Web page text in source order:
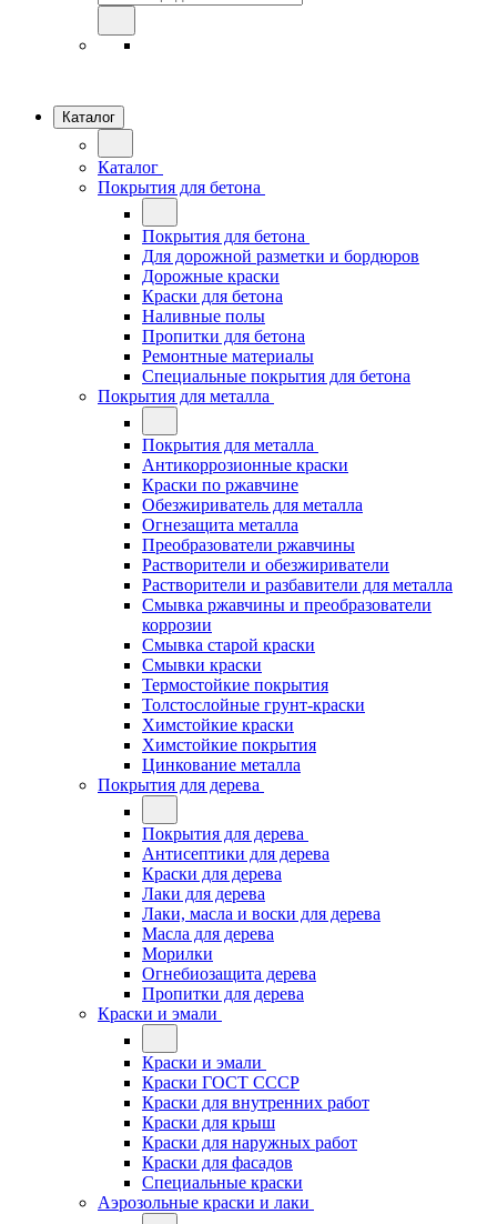
Каталог
Каталог
Покрытия для бетона
Покрытия для бетона
Для дорожной разметки и бордюров
Дорожные краски
Краски для бетона
Наливные полы
Пропитки для бетона
Ремонтные материалы
Специальные покрытия для бетона
Покрытия для металла
Покрытия для металла
Антикоррозионные краски
Краски по ржавчине
Обезжириватель для металла
Огнезащита металла
Преобразователи ржавчины
Растворители и обезжириватели
Растворители и разбавители для металла
Смывка ржавчины и преобразователи
коррозии
Смывка старой краски
Смывки краски
Термостойкие покрытия
Толстослойные грунт-краски
Химстойкие краски
Химстойкие покрытия
Цинкование металла
Покрытия для дерева
Покрытия для дерева
Антисептики для дерева
Краски для дерева
Лаки для дерева
Лаки, масла и воски для дерева
Масла для дерева
Морилки
Огнебиозащита дерева
Пропитки для дерева
Краски и эмали
Краски и эмали
Краски ГОСТ СССР
Краски для внутренних работ
Краски для крыш
Краски для наружных работ
Краски для фасадов
Специальные краски
Аэрозольные краски и лаки